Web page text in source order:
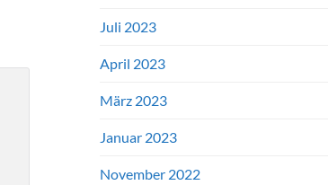
Juli 2023
April 2023
März 2023
Januar 2023
November 2022